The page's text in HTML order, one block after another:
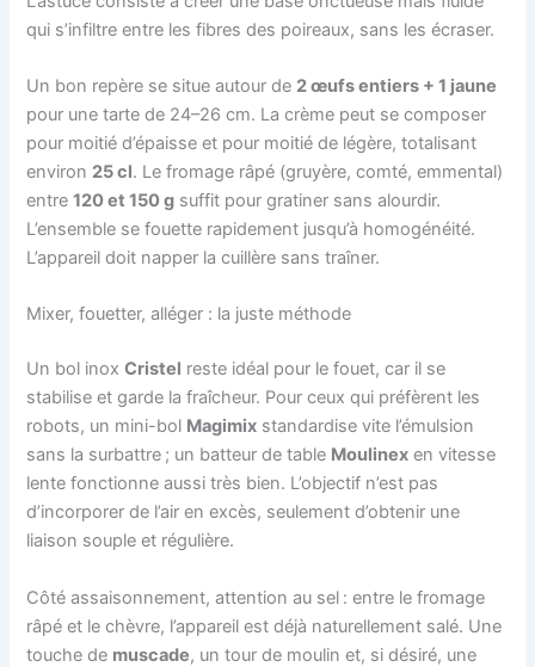
qui s’infiltre entre les fibres des poireaux, sans les écraser.
Un bon repère se situe autour de 2 œufs entiers + 1 jaune
pour une tarte de 24–26 cm. La crème peut se composer
pour moitié d’épaisse et pour moitié de légère, totalisant
environ 25 cl. Le fromage râpé (gruyère, comté, emmental)
entre120 et 150 g suffit pour gratiner sans alourdir.
L’ensemble se fouette rapidement jusqu’à homogénéité.
L’appareil doit napper la cuillère sans traîner.
Mixer, fouetter, alléger : la juste méthode
Un bol inoxCristel reste idéal pour le fouet, car il se
stabilise et garde la fraîcheur. Pour ceux qui préfèrent les
robots, un mini-bol Magimix standardise vite l’émulsion
sans la surbattre ; un batteur de table Moulinex en vitesse
lente fonctionne aussi très bien. L’objectif n’est pas
d’incorporer de l’air en excès, seulement d’obtenir une
liaison souple et régulière.
Côté assaisonnement, attention au sel : entre le fromage
râpé et le chèvre, l’appareil est déjà naturellement salé. Une
touche de muscade, un tour de moulin et, si désiré, une